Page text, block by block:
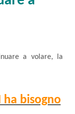
a volare, la
ha bisogno